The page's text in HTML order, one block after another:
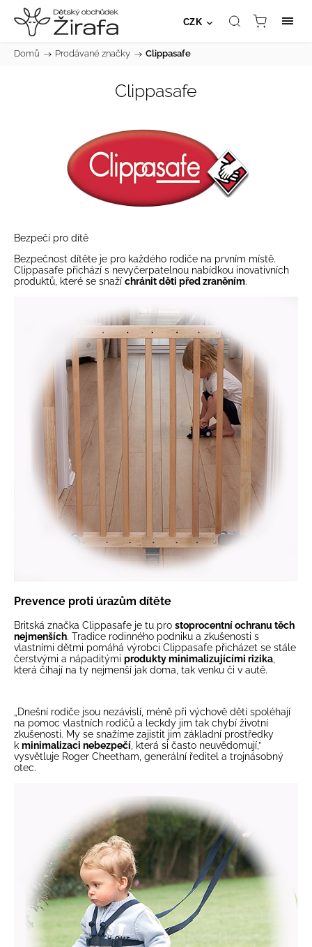
CZK
Domů / Prodávané značky / Clippasafe
Clippasafe
Bezpečí pro dítě
Bezpečnost dítěte je pro každého rodiče na prvním místě.
Clippasafe přichází s nevyčerpatelnou nabídkou inovativních
produktů, které se snaží chránit děti před zraněním.
Prevence proti úrazům dítěte
Britská značka Clippasafe je tu pro stoprocentní ochranu těch
nejmenších. Tradice rodinného podniku a zkušenosti s
vlastními dětmi pomáhá výrobci Clippasafe přicházet se stále
čerstvými a nápaditými produkty minimalizujícími rizika
která číhají na ty nejmenší jak doma, tak venku či v autě.
„Dnešní rodiče jsou nezávislí, méně při výchově dětí spoléhají
na pomoc vlastních rodičů a leckdy jim tak chybí životní
zkušenosti. My se snažíme zajistit jim základní prostředky
k minimalizaci nebezpečí , která si často neuvědomují,”
vysvětluje Roger Cheetham, generální ředitel a trojnásobný
otec.